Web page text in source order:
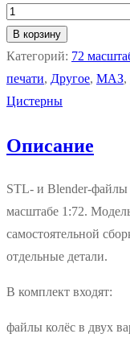
В корзину
Категорий: 72
печати, Другое, МАЗ,
Цистерны
Описание
STL‑ и
масштабе 1:72.
самостоятельной
отдельные детали.
В комплект входят:
файлы колёс в двух